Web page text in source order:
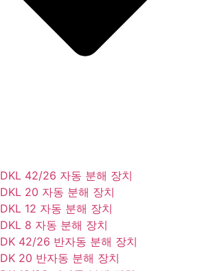
DKL 42/26 자동 분해 장치
DKL 20 자동 분해 장치
DKL 12 자동 분해 장치
DKL 8 자동 분해 장치
DK 42/26 반자동 분해 장치
DK 20 반자동 분해 장치